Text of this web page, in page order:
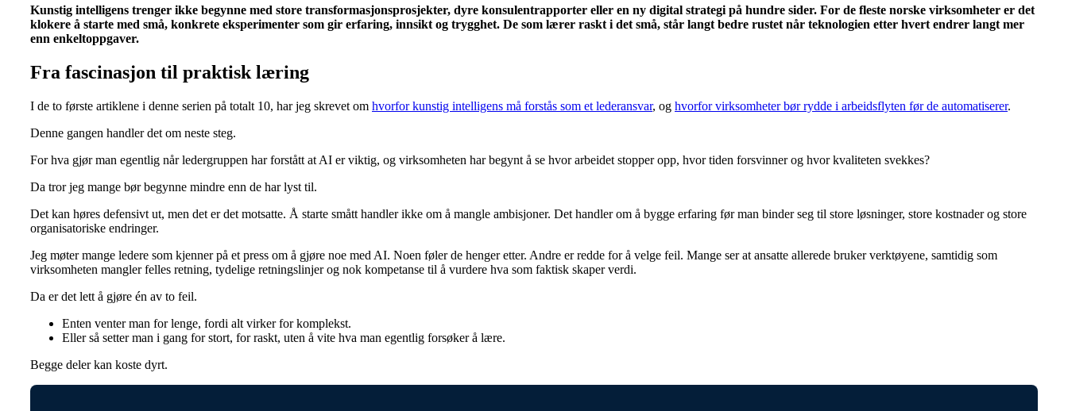
Kunstig intelligens trenger ikke begynne med store transformasjonsprosjekter, dyre konsulentrapporter eller en ny digital strategi på hundre sider. For de fleste norske virksomheter er det
klokere å starte med små, konkrete eksperimenter som gir erfaring, innsikt og trygghet. De som lærer raskt i det små, står langt bedre rustet når teknologien etter hvert endrer langt mer
enn enkeltoppgaver.
Fra fascinasjon til praktisk læring
I de to første artiklene i denne serien på totalt 10, har jeg skrevet om hvorfor kunstig intelligens må forstås som et lederansvar, og hvorfor virksomheter bør rydde i arbeidsflyten før de automatiserer.
Denne gangen handler det om neste steg.
For hva gjør man egentlig når ledergruppen har forstått at AI er viktig, og virksomheten har begynt å se hvor arbeidet stopper opp, hvor tiden forsvinner og hvor kvaliteten svekkes?
Da tror jeg mange bør begynne mindre enn de har lyst til.
Det kan høres defensivt ut, men det er det motsatte. Å starte smått handler ikke om å mangle ambisjoner. Det handler om å bygge erfaring før man binder seg til store løsninger, store kostnader og store
organisatoriske endringer.
Jeg møter mange ledere som kjenner på et press om å gjøre noe med AI. Noen føler de henger etter. Andre er redde for å velge feil. Mange ser at ansatte allerede bruker verktøyene, samtidig som
virksomheten mangler felles retning, tydelige retningslinjer og nok kompetanse til å vurdere hva som faktisk skaper verdi.
Da er det lett å gjøre én av to feil.
Enten venter man for lenge, fordi alt virker for komplekst.
Eller så setter man i gang for stort, for raskt, uten å vite hva man egentlig forsøker å lære.
Begge deler kan koste dyrt.